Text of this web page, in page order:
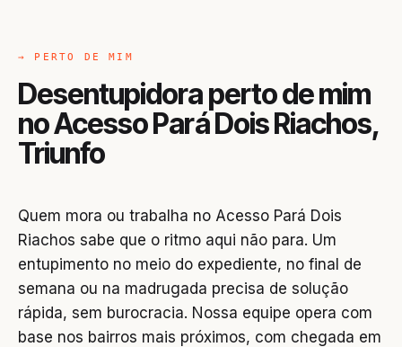
→ PERTO DE MIM
Desentupidora perto de mim
no Acesso Pará Dois Riachos,
Triunfo
Quem mora ou trabalha no Acesso Pará Dois
Riachos sabe que o ritmo aqui não para. Um
entupimento no meio do expediente, no final de
semana ou na madrugada precisa de solução
rápida, sem burocracia. Nossa equipe opera com
base nos bairros mais próximos, com chegada em